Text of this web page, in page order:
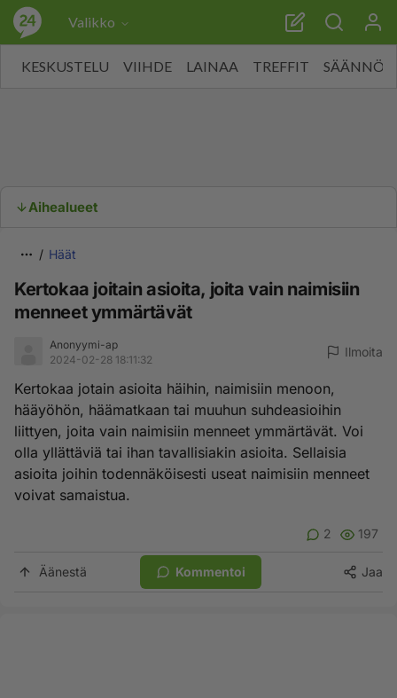
Valikko
KESKUSTELU VIIHDE LAINAA TREFFIT SÄÄNNÖT
Aihealueet
Häät
Kertokaa joitain asioita, joita vain naimisiin
menneet ymmärtävät
Anonyymi-ap
2024-02-28 18:11:32
Ilmoita
Kertokaa jotain asioita häihin, naimisiin menoon,
hääyöhön, häämatkaan tai muuhun suhdeasioihin
liittyen, joita vain naimisiin menneet ymmärtävät. Voi
olla yllättäviä tai ihan tavallisiakin asioita. Sellaisia
asioita joihin todennäköisesti useat naimisiin menneet
voivat samaistua.
2 197
Äänestä Kommentoi Jaa